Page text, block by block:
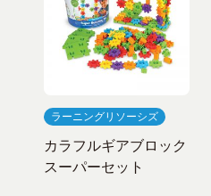
ラーニングリソーシズ
カラフルギアブロック
スーパーセット